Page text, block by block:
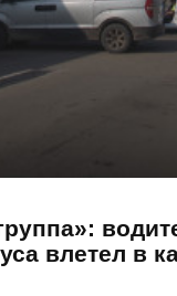
влетел в